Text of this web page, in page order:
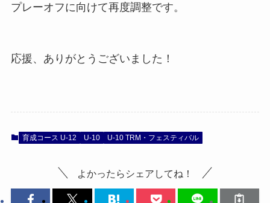
プレーオフに向けて再度調整です。
応援、ありがとうございました！
育成コース U-12 U-10 U-10 TRM・フェスティバル
よかったらシェアしてね！